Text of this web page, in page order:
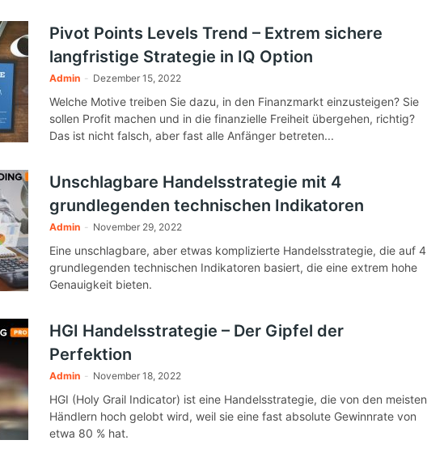
Pivot Points Levels Trend – Extrem sichere
langfristige Strategie in IQ Option
Admin - Dezember 15, 2022
Welche Motive treiben Sie dazu, in den Finanzmarkt einzusteigen? Sie
sollen Profit machen und in die finanzielle Freiheit übergehen, richtig?
Das ist nicht falsch, aber fast alle Anfänger betreten...
Unschlagbare Handelsstrategie mit 4
grundlegenden technischen Indikatoren
Admin - November 29, 2022
Eine unschlagbare, aber etwas komplizierte Handelsstrategie, die auf 4
grundlegenden technischen Indikatoren basiert, die eine extrem hohe
Genauigkeit bieten.
HGI Handelsstrategie – Der Gipfel der
Perfektion
Admin - November 18, 2022
HGI (Holy Grail Indicator) ist eine Handelsstrategie, die von den meisten
Händlern hoch gelobt wird, weil sie eine fast absolute Gewinnrate von
etwa 80 % hat.